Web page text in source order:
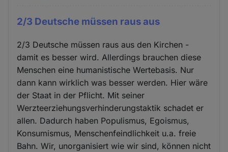
2/3 Deutsche müssen raus aus
2/3 Deutsche müssen raus aus den Kirchen -
damit es besser wird. Allerdings brauchen diese
Menschen eine humanistische Wertebasis. Nur
dann kann wirklich was besser werden. Hier wäre
der Staat in der Pflicht. Mit seiner
Werzteerziehungsverhinderungstaktik schadet er
allen. Dadurch haben Populismus, Egoismus,
Konsumismus, Menschenfeindlichkeit u.a. freie
Bahn. Wir, unorganisiert wie wir sind, können nicht